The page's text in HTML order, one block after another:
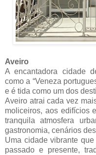
Aveiro
A encantadora cidade
como a “Veneza
e é tida como um dos
Aveiro atrai cada vez
moliceiros, aos edifícios
tranquila atmosfera
gastronomia, cenários
Uma cidade vibrante
passado e presente,